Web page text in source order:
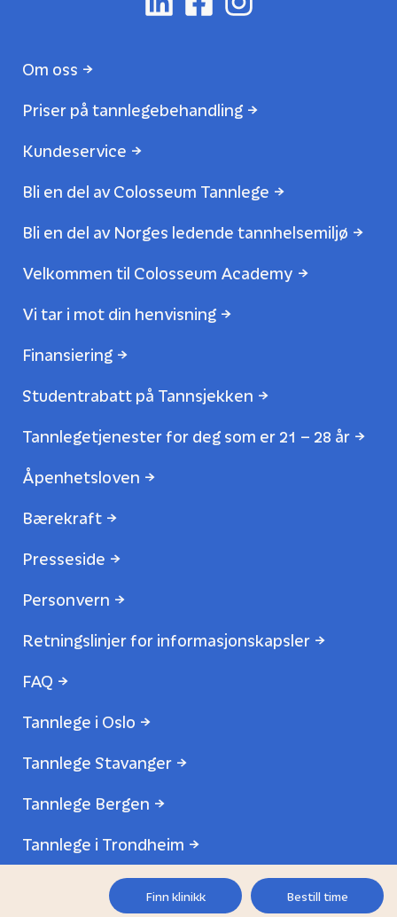
Om oss
Priser på tannlegebehandling
Kundeservice
Bli en del av Colosseum Tannlege
Bli en del av Norges ledende tannhelsemiljø
Velkommen til Colosseum Academy
Vi tar i mot din henvisning
Finansiering
Studentrabatt på Tannsjekken
Tannlegetjenester for deg som er 21 – 28 år
Åpenhetsloven
Bærekraft
Presseside
Personvern
Retningslinjer for informasjonskapsler
FAQ
Tannlege i Oslo
Tannlege Stavanger
Tannlege Bergen
Tannlege i Trondheim
Finn klinikk Bestill time